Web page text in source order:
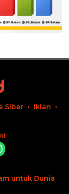
Siber
Iklan
untuk Dunia